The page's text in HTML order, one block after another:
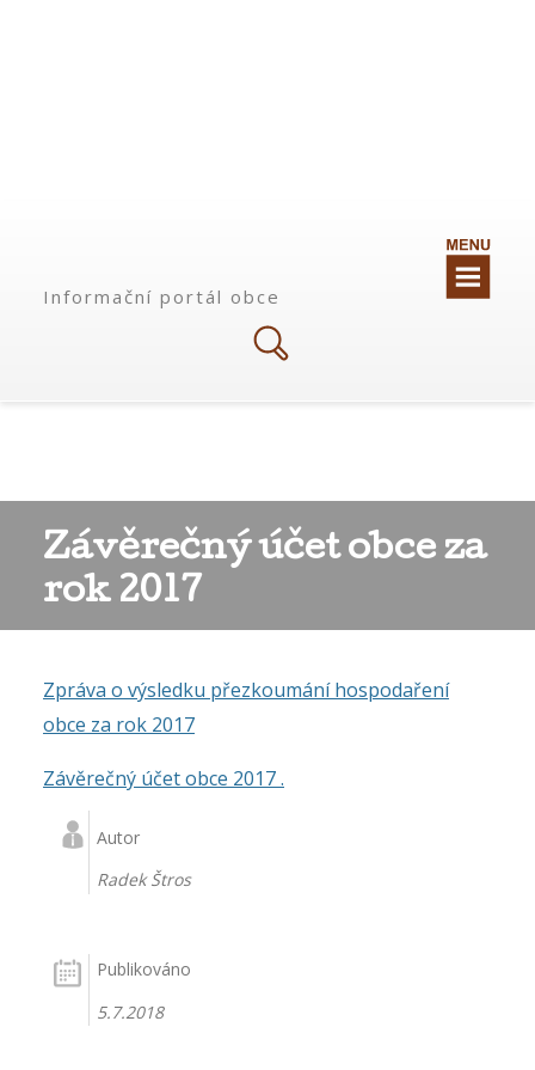
Informační portál obce
Závěrečný účet obce za
rok 2017
Zpráva o výsledku přezkoumání hospodaření
obce za rok 2017
Závěrečný účet obce 2017 .
Autor
Radek Štros
Publikováno
5.7.2018